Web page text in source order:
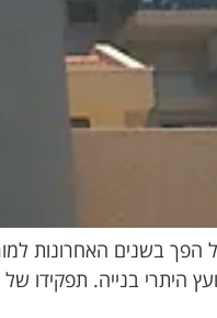
בשנים האחרונות
היתרי בנייה.